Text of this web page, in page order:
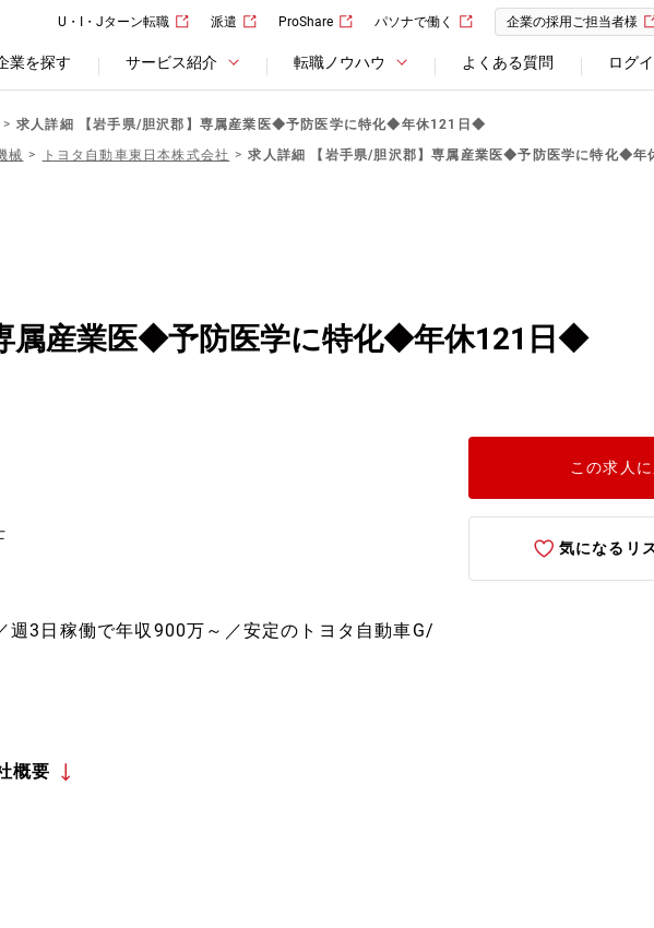
U・I・Jターン転職 派遣 ProShare パソナで働く 企業の採用ご担当者様
業を探す サービス紹介 転職ノウハウ よくある質問 ログ
求人詳細 【岩手県/胆沢郡】専属産業医◆予防医学に特化◆年休121日◆
械 トヨタ自動車東日本株式会社 求人詳細 【岩手県/胆沢郡】専属産業医◆予防医学に特化◆
属産業医◆予防医学に特化◆年休121日◆
3日稼働で年収900万～／安定のトヨタ自動車G/
この求人
気になるリ
概要